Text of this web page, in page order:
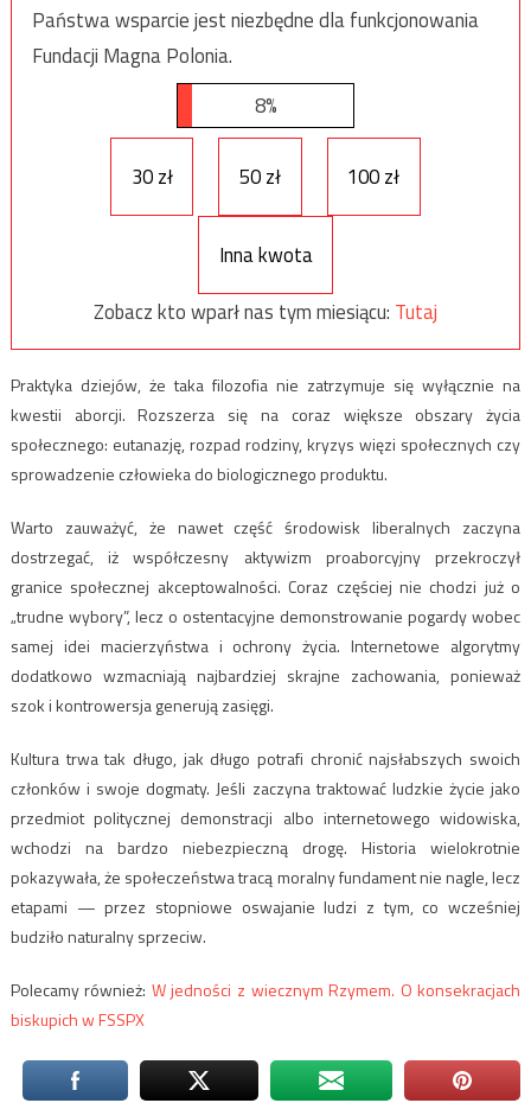
Państwa wsparcie jest niezbędne dla funkcjonowania
Fundacji Magna Polonia.
8%
30 zł 50 zł 100 zł
Inna kwota
Zobacz kto wparł nas tym miesiącu: Tutaj
Praktyka dziejów, że taka filozofia nie zatrzymuje się wyłącznie na
kwestii aborcji. Rozszerza się na coraz większe obszary życia
społecznego: eutanazję, rozpad rodziny, kryzys więzi społecznych czy
sprowadzenie człowieka do biologicznego produktu.
Warto zauważyć, że nawet część środowisk liberalnych zaczyna
dostrzegać, iż współczesny aktywizm proaborcyjny przekroczył
granice społecznej akceptowalności. Coraz częściej nie chodzi już o
„trudne wybory”, lecz o ostentacyjne demonstrowanie pogardy wobec
samej idei macierzyństwa i ochrony życia. Internetowe algorytmy
dodatkowo wzmacniają najbardziej skrajne zachowania, ponieważ
szok i kontrowersja generują zasięgi.
Kultura trwa tak długo, jak długo potrafi chronić najsłabszych swoich
członków i swoje dogmaty. Jeśli zaczyna traktować ludzkie życie jako
przedmiot politycznej demonstracji albo internetowego widowiska,
wchodzi na bardzo niebezpieczną drogę. Historia wielokrotnie
pokazywała, że społeczeństwa tracą moralny fundament nie nagle, lecz
etapami — przez stopniowe oswajanie ludzi z tym, co wcześniej
budziło naturalny sprzeciw.
Polecamy również: W jedności z wiecznym Rzymem. O konsekracjach
biskupich w FSSPX